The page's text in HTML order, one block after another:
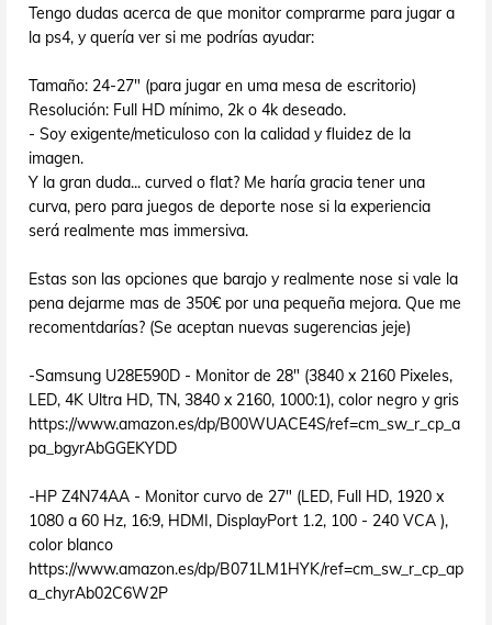
Tengo dudas acerca de que monitor comprarme para jugar a
la ps4, y quería ver si me podrías ayudar:
Tamaño: 24-27" (para jugar en uma mesa de escritorio)
Resolución: Full HD mínimo, 2k o 4k deseado.
- Soy exigente/meticuloso con la calidad y fluidez de la
imagen.
Y la gran duda... curved o flat? Me haría gracia tener una
curva, pero para juegos de deporte nose si la experiencia
será realmente mas immersiva.
Estas son las opciones que barajo y realmente nose si vale la
pena dejarme mas de 350€ por una pequeña mejora. Que me
recomentdarías? (Se aceptan nuevas sugerencias jeje)
-Samsung U28E590D - Monitor de 28" (3840 x 2160 Pixeles,
LED, 4K Ultra HD, TN, 3840 x 2160, 1000:1), color negro y gris
https://www.amazon.es/dp/B00WUACE4S/ref=cm_sw_r_cp_a
pa_bgyrAbGGEKYDD
-HP Z4N74AA - Monitor curvo de 27" (LED, Full HD, 1920 x
1080 a 60 Hz, 16:9, HDMI, DisplayPort 1.2, 100 - 240 VCA ),
color blanco
https://www.amazon.es/dp/B071LM1HYK/ref=cm_sw_r_cp_ap
a_chyrAb02C6W2P